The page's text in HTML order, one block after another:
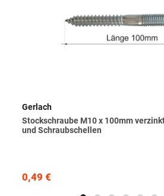
Gerlach
Stockschraube M10 x 100mm
und Schraubschellen
0,49 €